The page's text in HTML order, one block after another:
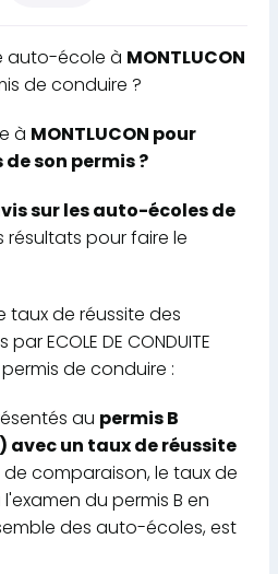
auto-école à MONTLUCON
de conduire ?
à MONTLUCON pour
son permis ?
sur les auto-écoles de
résultats pour faire le
taux de réussite des
ECOLE DE CONDUITE
permis de conduire :
au permis B
avec un taux de réussite
de comparaison, le taux de
du permis B en
des auto-écoles, est